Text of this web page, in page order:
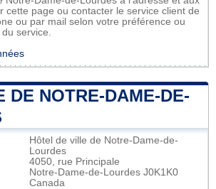
cette page ou contacter le service client de
ou par mail selon votre préférence ou
service.
DE NOTRE-DAME-DE-
Hôtel de ville de Notre-Dame-de-
Lourdes
4050, rue Principale
Notre-Dame-de-Lourdes J0K1K0
Canada